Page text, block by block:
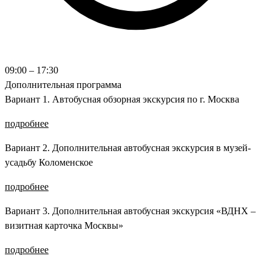
09:00 – 17:30
Дополнительная программа
Вариант 1. Автобусная обзорная экскурсия по г. Москва
подробнее
Вариант 2. Дополнительная автобусная экскурсия в музей-
усадьбу Коломенское
подробнее
Вариант 3. Дополнительная автобусная экскурсия «ВДНХ –
визитная карточка Москвы»
подробнее